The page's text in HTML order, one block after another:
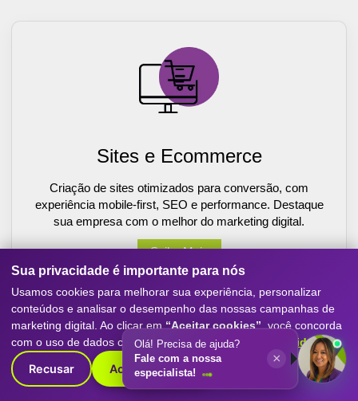
Sites e Ecommerce
Criação de sites otimizados para conversão, com
experiência mobile-first, SEO e performance. Destaque
sua empresa com o melhor do marketing digital.
Saiba Mais
Sua privacidade é importante para nós
Usamos cookies para melhorar sua experiência, personalizar
conteúdos e analisar o desempenho das nossas campanhas de
marketing digital. Ao clicar em “Aceitar cookies” , você concorda
com o uso de dados conforme nossaPolítica de Privacidade.
Recusar Aceitar cookies
Olá! Precisa de ajuda?
Fale com a nossa
especialista!
×